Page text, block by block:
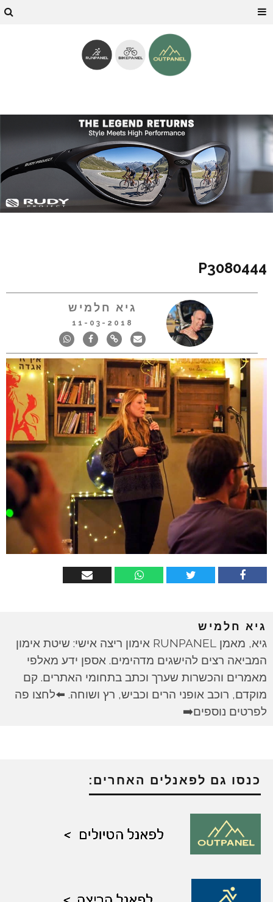
P3080444
גיא חלמיש
11-03-2018
גיא חלמיש
גיא, מאמן RUNPANEL אימון ריצה אישי: שיטת אימון
המביאה רצים להישגים מדהימים. אספן ידע מאלפי
מאמרים והכשרות שערך וכתב בתחומי האתרים. קם
מוקדם, רוכב אופני הרים וכביש, רץ ושוחה. ⬅️לחצו פה
לפרטים נוספים➡️
כנסו גם לפאנלים האחרים: